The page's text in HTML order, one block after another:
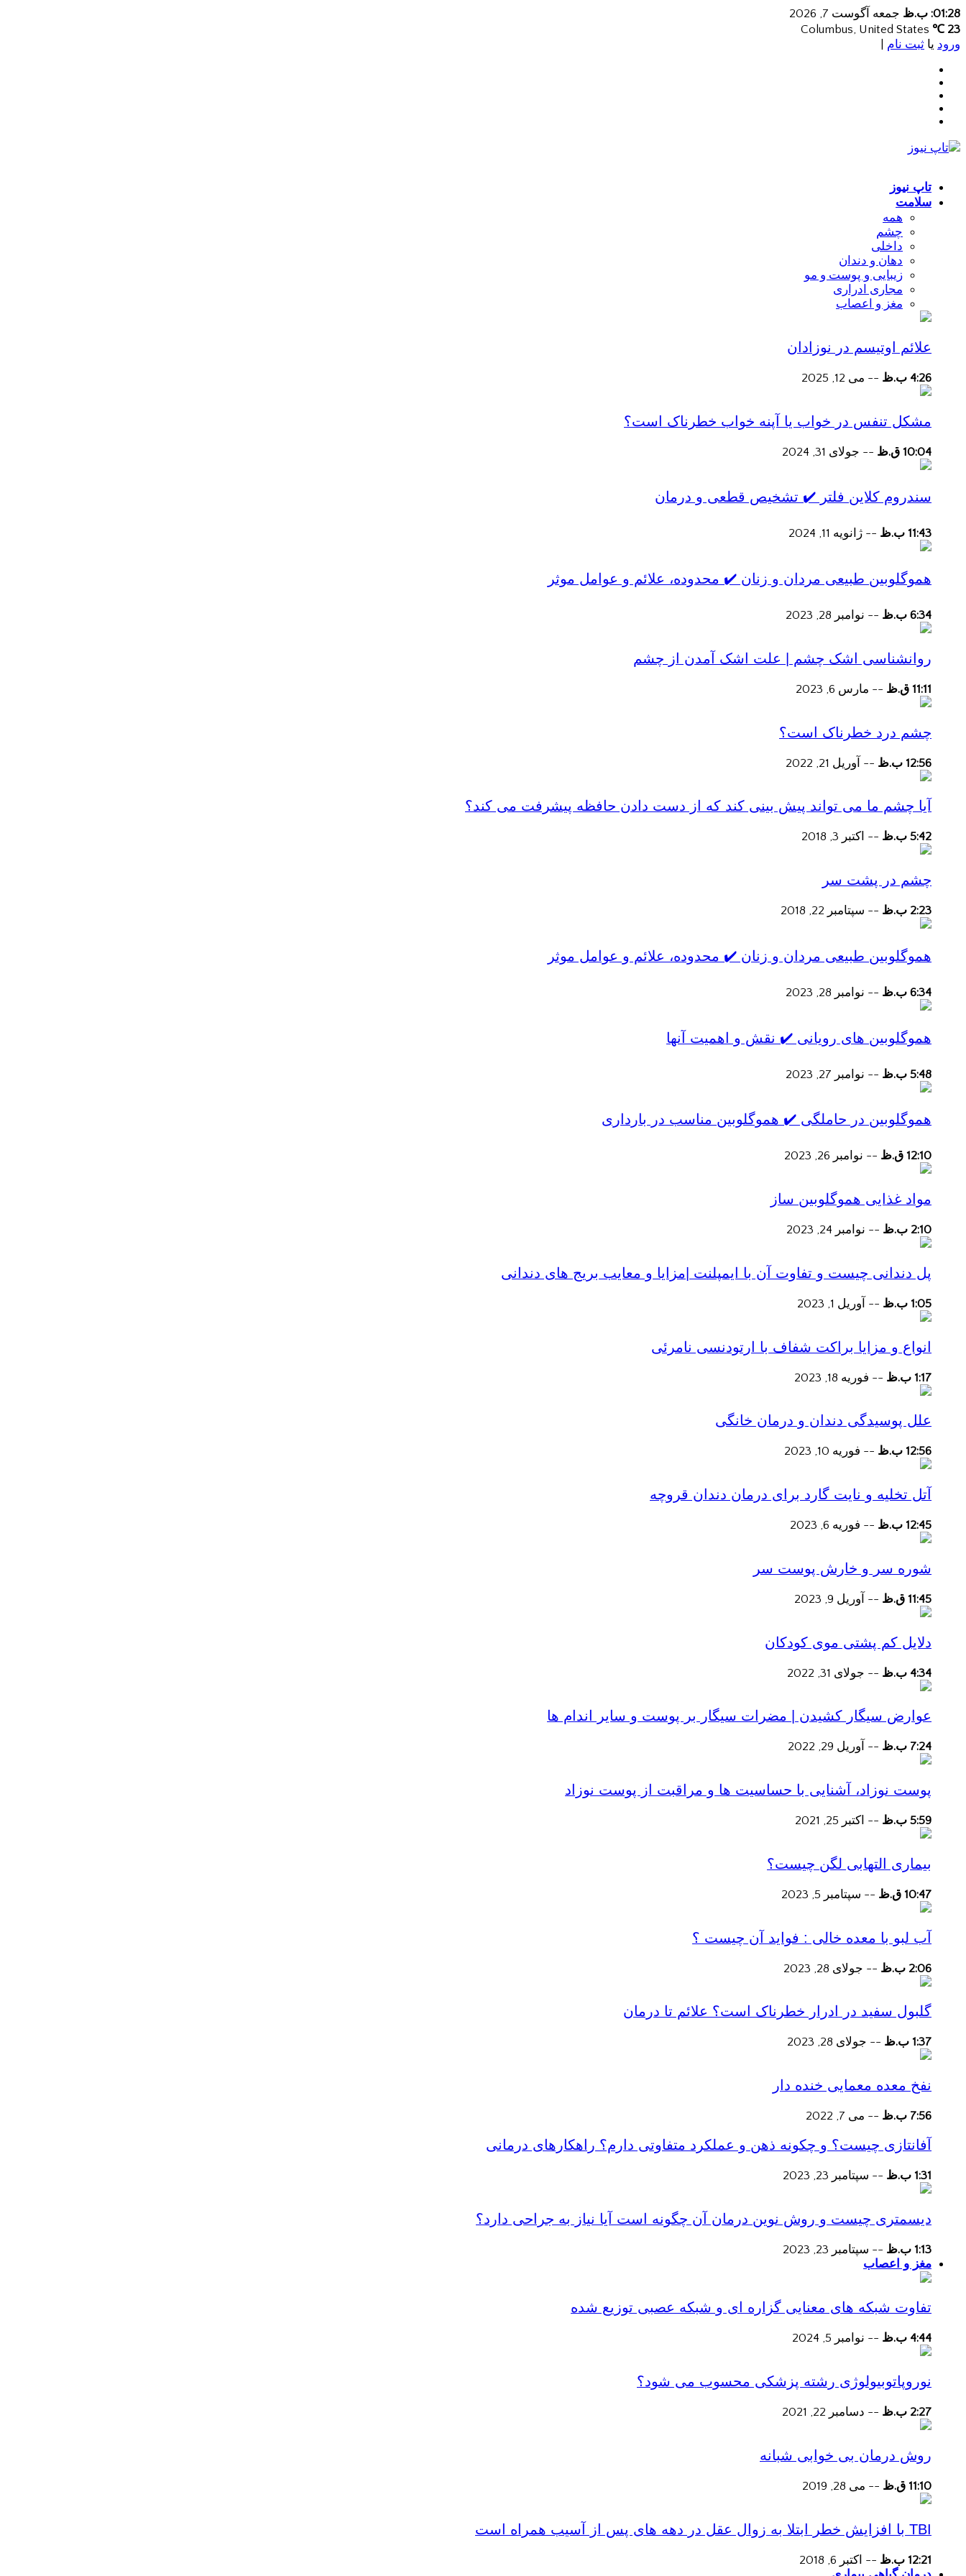
01:28: ب.ظ
جمعه آگوست 7, 2026
23 ℃
ورود یا ثبت نام
تاپ نیوز
سلامت
همه
چشم
داخلی
دهان و دندان
زیبایی و پوست و مو
مجاری ادراری
مغز و اعصاب
علائم اوتیسم در نوزادان
4:26 ب.ظ -- می 12, 2025
مشکل تنفس در خواب یا آپنه خواب خطرناک است؟
10:04 ق.ظ -- جولای 31, 2024
سندروم کلاین فلتر ✔️ تشخیص قطعی و درمان
11:43 ب.ظ -- ژانویه 11, 2024
هموگلوبین طبیعی مردان و زنان ✔️ محدوده، علائم و عوامل موثر
6:34 ب.ظ -- نوامبر 28, 2023
روانشناسی اشک چشم | علت اشک آمدن از چشم
11:11 ق.ظ -- مارس 6, 2023
چشم درد خطرناک است؟
12:56 ب.ظ -- آوریل 21, 2022
آیا چشم ما می تواند پیش بینی کند که از دست دادن حافظه پیشرفت می کند؟
5:42 ب.ظ -- اکتبر 3, 2018
چشم در پشت سر
2:23 ب.ظ -- سپتامبر 22, 2018
هموگلوبین طبیعی مردان و زنان ✔️ محدوده، علائم و عوامل موثر
6:34 ب.ظ -- نوامبر 28, 2023
هموگلوبین های رویانی ✔️ نقش و اهمیت آنها
5:48 ب.ظ -- نوامبر 27, 2023
هموگلوبین در حاملگی ✔️ هموگلوبین مناسب در بارداری
12:10 ق.ظ -- نوامبر 26, 2023
مواد غذایی هموگلوبین ساز
2:10 ب.ظ -- نوامبر 24, 2023
پل دندانی چیست و تفاوت آن با ایمپلنت |مزایا و معایب بریج های دندانی
1:05 ب.ظ -- آوریل 1, 2023
انواع و مزایا براکت شفاف با ارتودنسی نامرئی
1:17 ب.ظ -- فوریه 18, 2023
علل پوسیدگی دندان و درمان خانگی
12:56 ب.ظ -- فوریه 10, 2023
آتل تخلیه و نایت گارد برای درمان دندان قروچه
12:45 ب.ظ -- فوریه 6, 2023
شوره سر و خارش پوست سر
11:45 ق.ظ -- آوریل 9, 2023
دلایل کم پشتی موی کودکان
4:34 ب.ظ -- جولای 31, 2022
عوارض سیگار کشیدن | مضرات سیگار بر پوست و سایر اندام ها
7:24 ب.ظ -- آوریل 29, 2022
پوست نوزاد، آشنایی با حساسیت ها و مراقبت از پوست نوزاد
5:59 ب.ظ -- اکتبر 25, 2021
بیماری التهابی لگن چیست؟
10:47 ق.ظ -- سپتامبر 5, 2023
آب لبو با معده خالی : فواید آن چیست ؟
2:06 ب.ظ -- جولای 28, 2023
گلبول سفید در ادرار خطرناک است؟ علائم تا درمان
1:37 ب.ظ -- جولای 28, 2023
نفخ معده معمایی خنده دار
7:56 ب.ظ -- می 7, 2022
آفانتازی چیست؟ و چکونه ذهن و عملکرد متفاوتی دارم؟ راهکارهای درمانی
1:31 ب.ظ -- سپتامبر 23, 2023
دیسمتری چیست و روش نوین درمان آن چگونه است آیا نیاز به جراحی دارد؟
1:13 ب.ظ -- سپتامبر 23, 2023
مغز و اعصاب
تفاوت شبکه های معنایی گزاره ای و شبکه عصبی توزیع شده
4:44 ب.ظ -- نوامبر 5, 2024
نوروپاتوبیولوژی رشته پزشکی محسوب می شود؟
2:27 ب.ظ -- دسامبر 22, 2021
روش درمان بی خوابی شبانه
11:10 ق.ظ -- می 28, 2019
TBI با افزایش خطر ابتلا به زوال عقل در دهه های پس از آسیب همراه است
12:21 ب.ظ -- اکتبر 6, 2018